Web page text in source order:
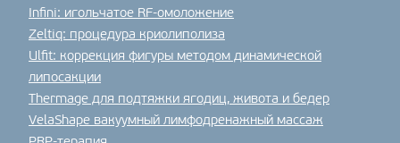
Infini: игольчатое RF-омоложение
Zeltiq: процедура криолиполиза
Ulfit: коррекция фигуры методом динамической
липосакции
Thermage для подтяжки ягодиц, живота и бедер
VelaShape вакуумный лимфодренажный массаж